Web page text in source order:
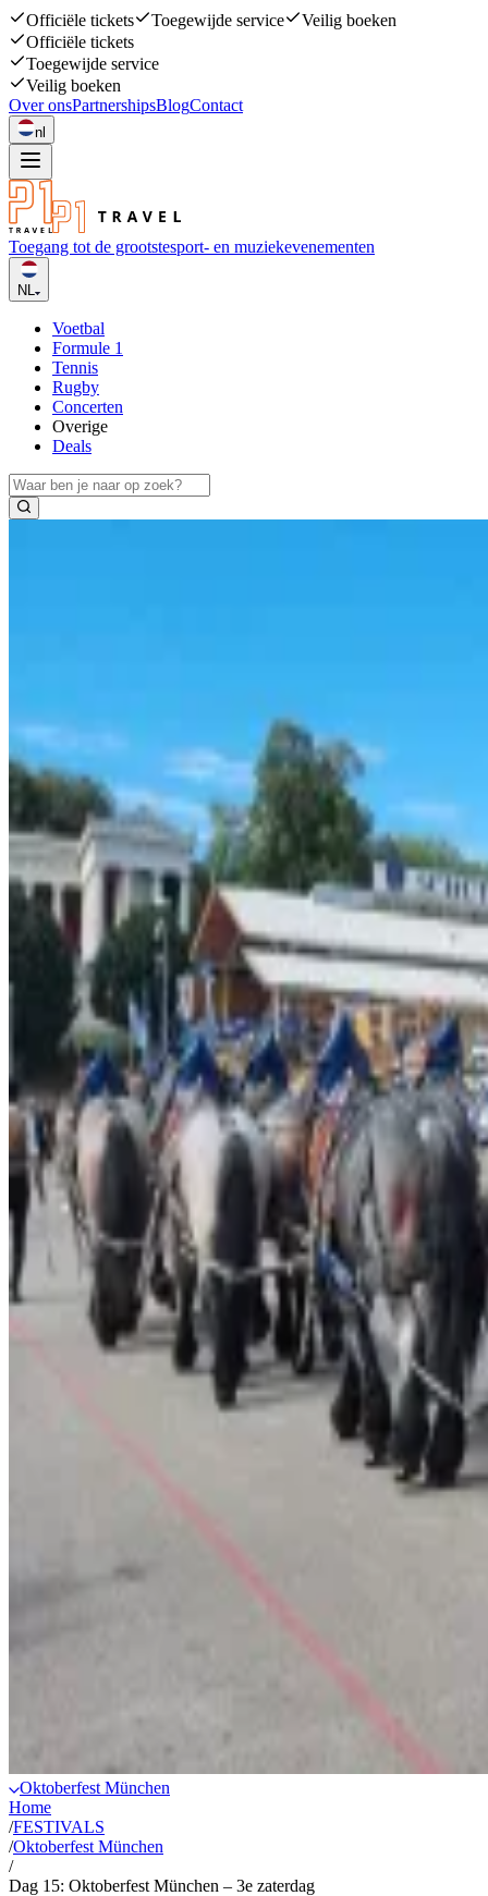
Officiële tickets Toegewijde service
Veilig boeken
Officiële tickets
Toegewijde service
Veilig boeken
Over onsPartnershipsBlogContact
nl
Toegang tot de grootstesport- en muziekevenementen
NL
Voetbal
Formule 1
Tennis
Rugby
Concerten
Overige
Deals
Oktoberfest München
Home
/FESTIVALS
/Oktoberfest München
/
Dag 15: Oktoberfest München – 3e zaterdag